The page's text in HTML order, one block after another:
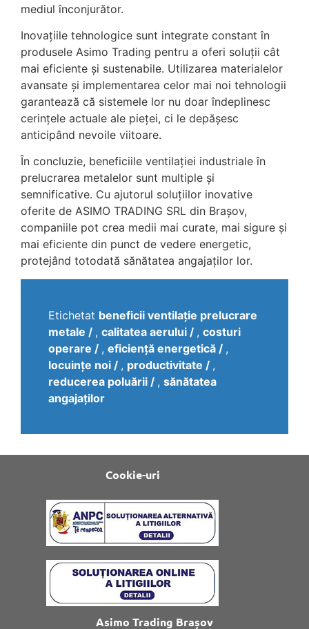
mediul înconjurător.
Inovațiile tehnologice sunt integrate constant în
produsele Asimo Trading pentru a oferi soluții cât
mai eficiente și sustenabile. Utilizarea materialelor
avansate și implementarea celor mai noi tehnologii
garantează că sistemele lor nu doar îndeplinesc
cerințele actuale ale pieței, ci le depășesc
anticipând nevoile viitoare.
În concluzie, beneficiile ventilației industriale în
prelucrarea metalelor sunt multiple și
semnificative. Cu ajutorul soluțiilor inovative
oferite de ASIMO TRADING SRL din Brașov,
companiile pot crea medii mai curate, mai sigure și
mai eficiente din punct de vedere energetic,
protejând totodată sănătatea angajaților lor.
Etichetat beneficii ventilație prelucrare
metale
, calitatea aerului , costuri
operare
, eficiență energetică
,
locuințe noi
, productivitate
,
reducerea poluării
, sănătatea
angajaților
Cookie-uri
Asimo Trading Brașov